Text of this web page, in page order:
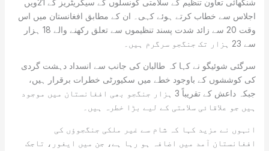
شنگھائی تعاون تنظیم کے سلامتی کونسلوں کے سیکریٹریز کے 21ویں
اجلاس سے خطاب کرتے ہوئے کہی۔ ان کے مطابق افغانستان میں اس
وقت 20 سے زائد شدت پسند تنظیموں سے تعلق رکھنے والے 18 ہزار
سے 23 ہزار تک جنگجو سرگرم ہیں۔
سرگئی شوئیگو نے کہا کہ طالبان کی جانب سے انسداد دہشت گردی
کی کوششوں کے باوجود خطے میں سکیورٹی خطرات برقرار ہیں،
جبکہ داعش کے تقریباً 3 ہزار جنگجو بھی افغانستان میں موجود
ہیں جو علاقائی سلامتی کے لیے بڑا خطرہ ہیں۔
انہوں نے مزید کہا کہ شام سے غیر ملکی جنگجوؤں کی
افغانستان آمد میں اضافہ ہو رہا ہے، جن میں ایغور، تاجک